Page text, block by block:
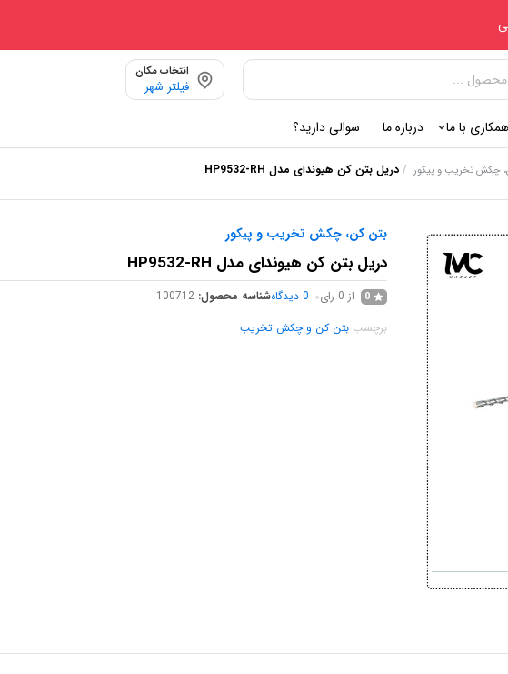
انتخاب مکان
فیلتر شهر
همکاری با ما درباره ما سوالی دارید؟
چکش تخریب و پیکور /دریل بتن کن هیوندای مدل HP9532-RH
بتن کن، چکش تخریب و پیکور
دریل بتن کن هیوندای مدل HP9532-RH
0 از 0 رای 0 دیدگاهشناسه محصول:100712
برچسببتن کن و چکش تخریب